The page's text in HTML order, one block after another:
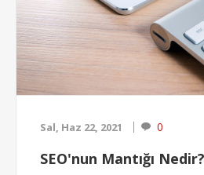
Sal, Haz 22, 2021 0
SEO'nun Mantığı Nedir?